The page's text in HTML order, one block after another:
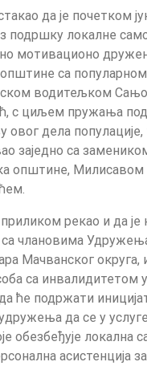
да је почетком
подршку локалне
мотивационо
општине са
водитељком
с циљем пружања
дела популације,
заједно са
општине, Милисавом
рекао и да је
са члановима
Мачванског округа,
са инвалидитетом
ће подржати
да се у
обезбеђује локална
асистенција